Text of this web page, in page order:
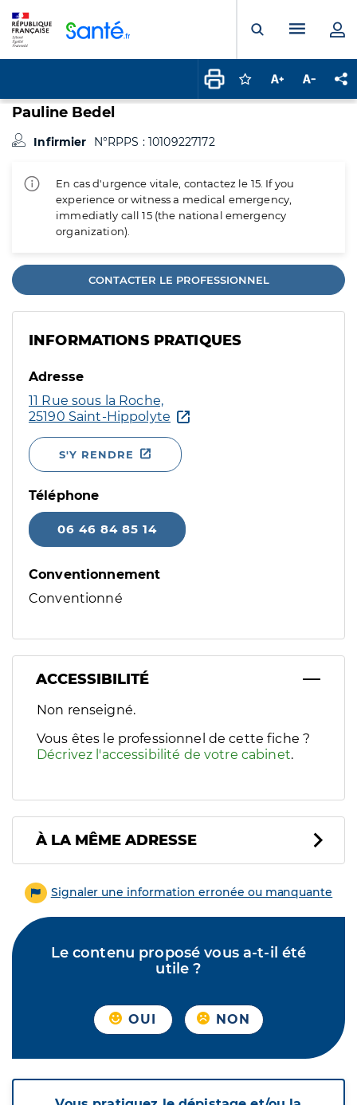
Ouvrir laMenu
Connectez-vous
Augmenter la
Pauline Bedel
Infirmier N°RPPS : 10109227172
En cas d'urgence vitale, contactez le 15. If you
experience or witness a medical emergency,
immediatly call 15 (the national emergency
organization).
CONTACTER LE PROFESSIONNEL
INFORMATIONS PRATIQUES
Adresse
11 Rue sous la Roche,
25190 Saint-Hippolyte
S'Y RENDRE
Téléphone
06 46 84 85 14
Conventionnement
Conventionné
ACCESSIBILITÉ
Filtres
Sélectionnez un ou plusieurs handicaps/besoins
Non renseigné.
Vous êtes le professionnel de cette fiche ?
Décrivez l'accessibilité de votre cabinet.
À LA MÊME ADRESSE
Signaler une information erronée ou manquante
Le contenu proposé vous a-t-il été
utile ?
OUI NON